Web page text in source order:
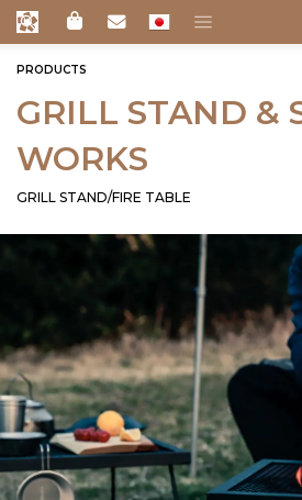
PRODUCTS
GRILL STAND &
WORKS
GRILL STAND/FIRE TABLE